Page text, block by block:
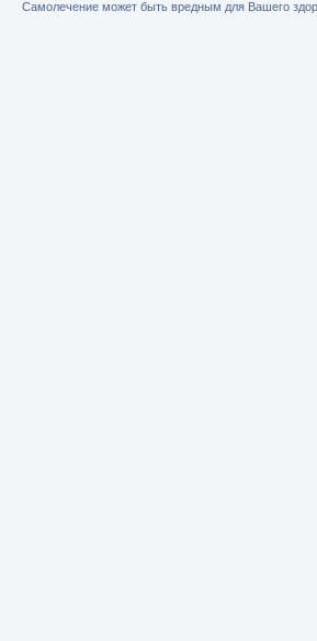
Самолечение может быть вредным для Вашего